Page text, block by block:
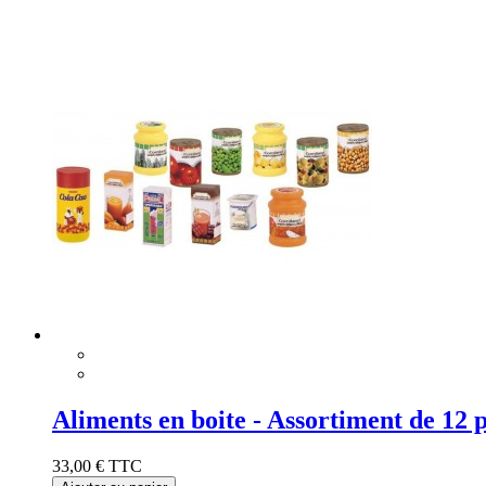
Aliments en boite - Assortiment de 12
33,00 € TTC